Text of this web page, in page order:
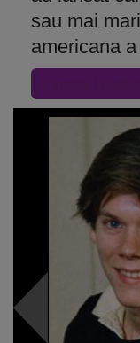
sau mai
americana